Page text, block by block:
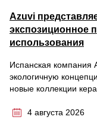
Azuvi
экспозиционное
использования
Испанская компания
экологичную
новые коллекции
4 августа 2026